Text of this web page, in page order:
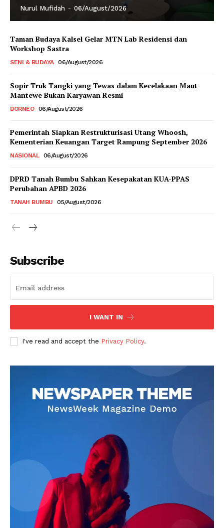
Nurul Mufidah - 06/August/2026
Taman Budaya Kalsel Gelar MTN Lab Residensi dan
Workshop Sastra
SENI & BUDAYA 06/August/2026
Sopir Truk Tangki yang Tewas dalam Kecelakaan Maut
Mantewe Bukan Karyawan Resmi
BORNEO 06/August/2026
Pemerintah Siapkan Restrukturisasi Utang Whoosh,
Kementerian Keuangan Target Rampung September 2026
NASIONAL 06/August/2026
DPRD Tanah Bumbu Sahkan Kesepakatan KUA-PPAS
Perubahan APBD 2026
TANAH BUMBU 05/August/2026
Subscribe
I WANT IN
I've read and accept the Privacy Policy.